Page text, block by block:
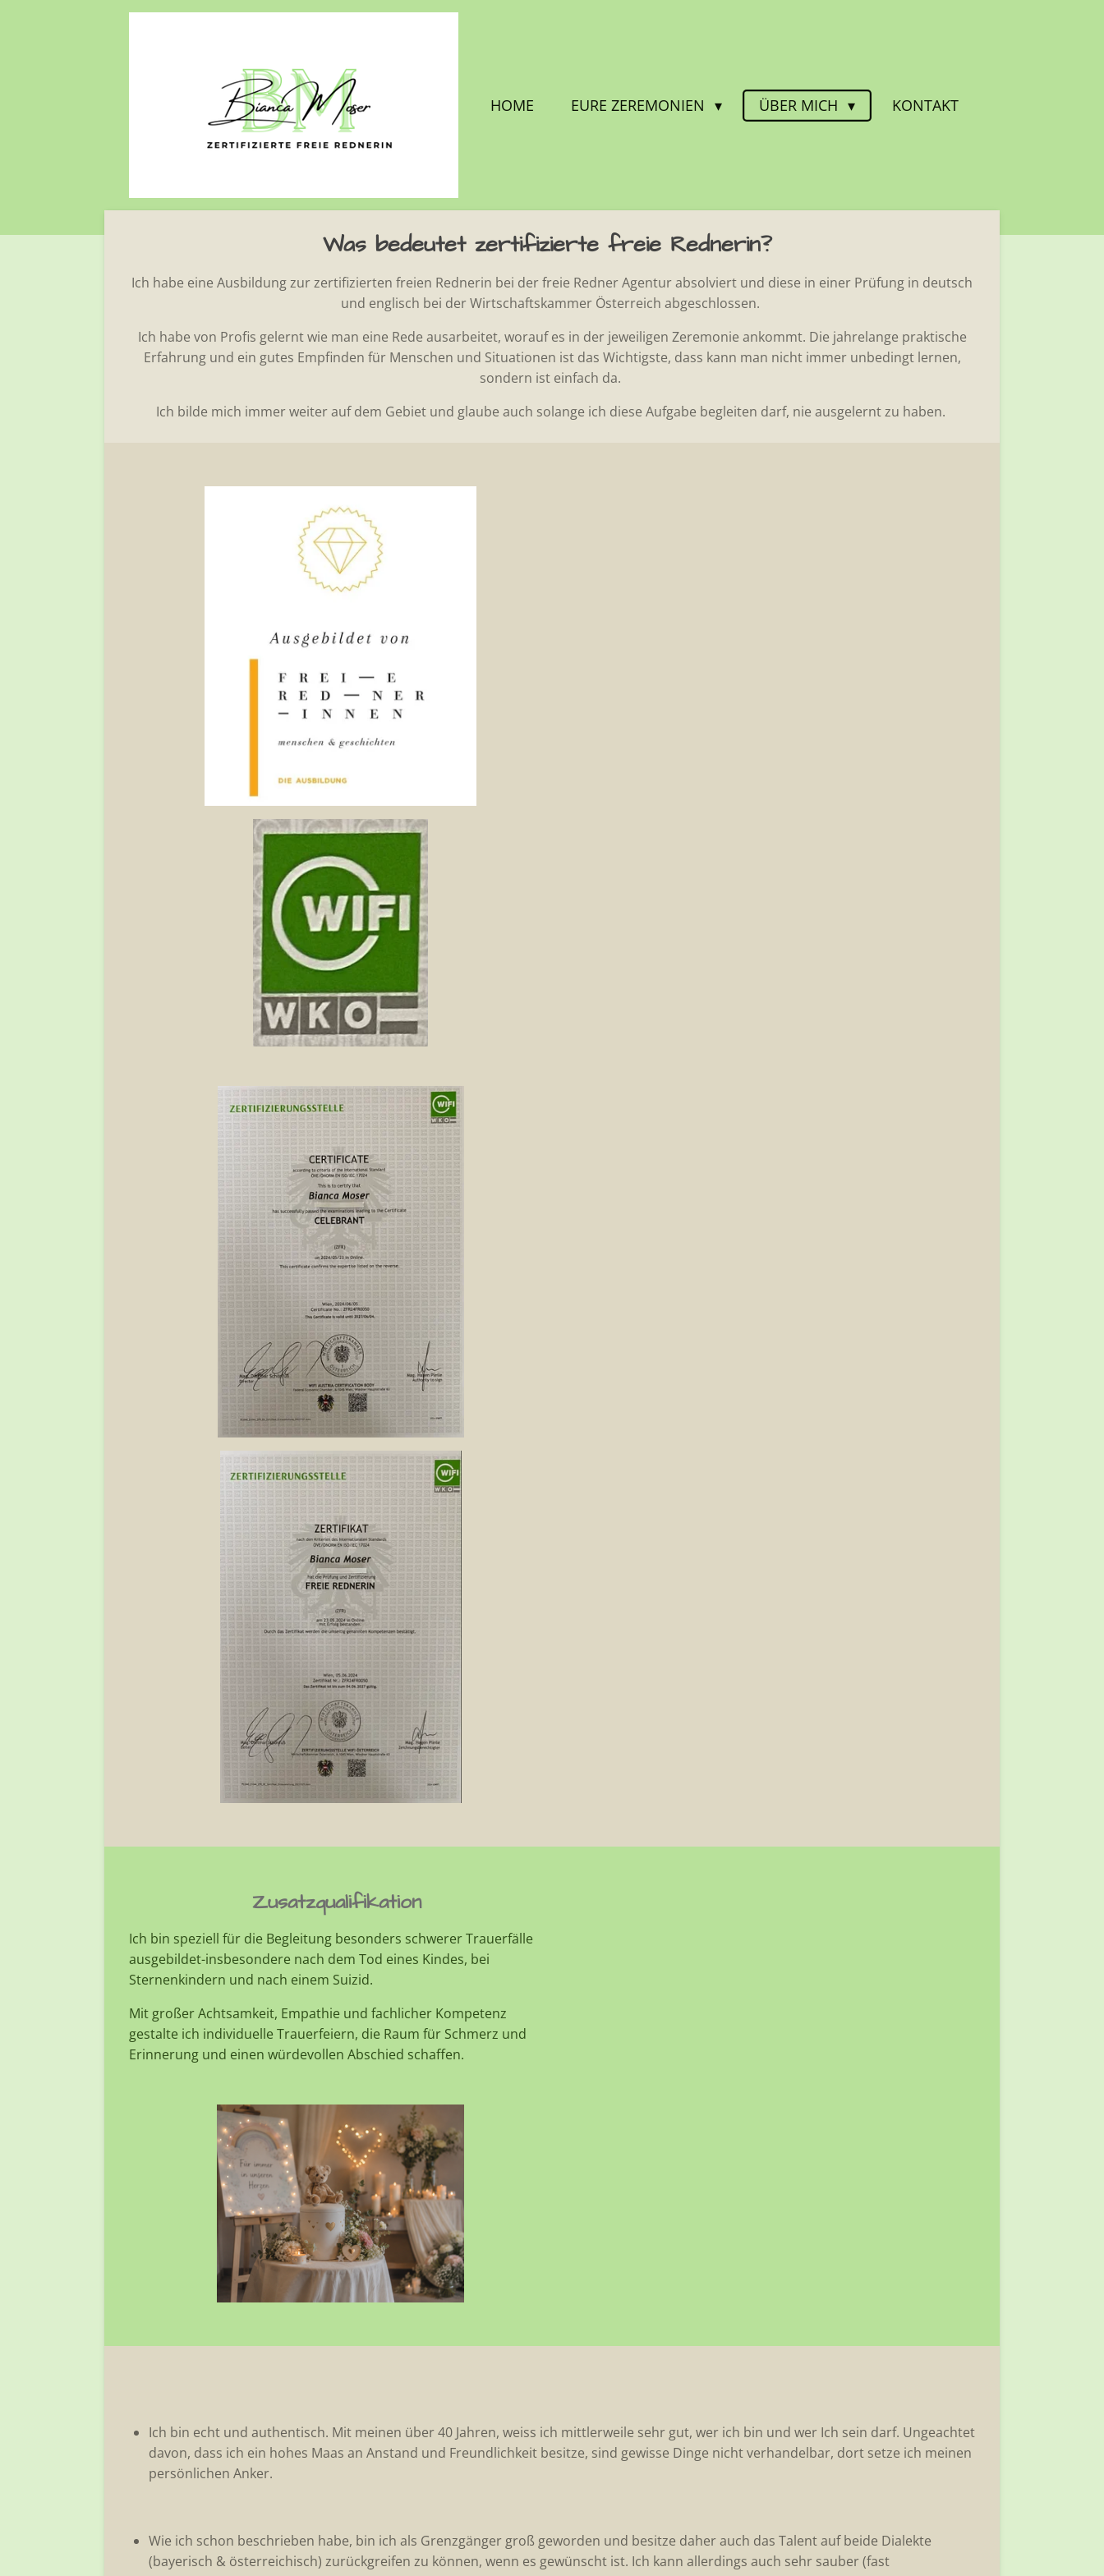
HOME EURE ZEREMONIEN ÜBER MICH KONTAKT
Was bedeutet zertifizierte freie Rednerin?
Ich habe eine Ausbildung zur zertifizierten freien Rednerin bei der freie Redner Agentur absolviert und diese in einer Prüfung in deutsch
und englisch bei der Wirtschaftskammer Österreich abgeschlossen.
Ich habe von Profis gelernt wie man eine Rede ausarbeitet, worauf es in der jeweiligen Zeremonie ankommt. Die jahrelange praktische
Erfahrung und ein gutes Empfinden für Menschen und Situationen ist das Wichtigste, dass kann man nicht immer unbedingt lernen,
sondern ist einfach da.
Ich bilde mich immer weiter auf dem Gebiet und glaube auch solange ich diese Aufgabe begleiten darf, nie ausgelernt zu haben.
Zusatzqualifikation
Ich bin speziell für die Begleitung besonders schwerer Trauerfälle
ausgebildet-insbesondere nach dem Tod eines Kindes, bei
Sternenkindern und nach einem Suizid.
Mit großer Achtsamkeit, Empathie und fachlicher Kompetenz
gestalte ich individuelle Trauerfeiern, die Raum für Schmerz und
Erinnerung und einen würdevollen Abschied schaffen.
Ich bin echt und authentisch. Mit meinen über 40 Jahren, weiss ich mittlerweile sehr gut, wer ich bin und wer Ich sein darf. Ungeachtet
davon, dass ich ein hohes Maas an Anstand und Freundlichkeit besitze, sind gewisse Dinge nicht verhandelbar, dort setze ich meinen
persönlichen Anker.
Wie ich schon beschrieben habe, bin ich als Grenzgänger groß geworden und besitze daher auch das Talent auf beide Dialekte
(bayerisch & österreichisch) zurückgreifen zu können, wenn es gewünscht ist. Ich kann allerdings auch sehr sauber (fast